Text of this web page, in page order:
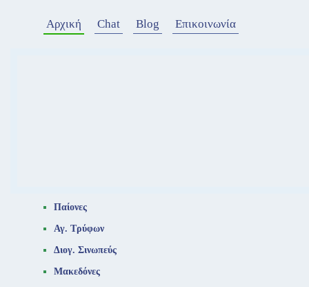
Αρχική Chat Blog Επικοινωνία
Παίονες
Αγ. Τρύφων
Διογ. Σινωπεύς
Μακεδόνες